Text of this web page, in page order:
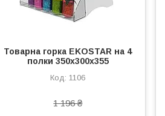
Товарна горка EKOSTAR на 4
полки 350х300х355
1106
1 196 ₴